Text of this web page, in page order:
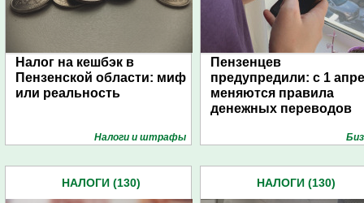
Налог на кешбэк в
Пензенской области: миф
или реальность
Налоги и штрафы
Пензенцев
предупредили: с 1
меняются правила
денежных переводов
НАЛОГИ (130) НАЛОГИ (130)